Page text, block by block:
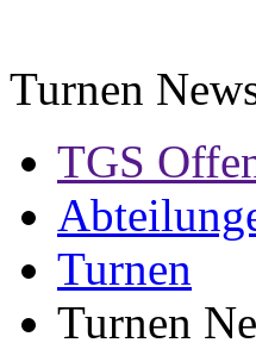
Turnen
TGS
Turnen
Turnen